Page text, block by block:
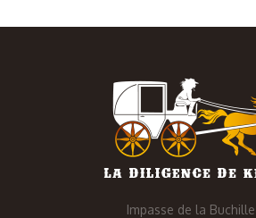
Impasse de la